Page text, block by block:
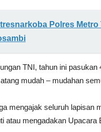
Polres
TNI, tahun ini
mudah – mudahan
mengajak seluruh
atau mengadakan